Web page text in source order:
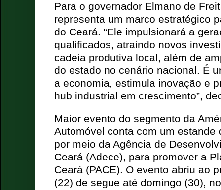
Para o governador Elmano de
representa um marco estratégico
do Ceará. “Ele impulsionará a
qualificados, atraindo novos
cadeia produtiva local, além de
do estado no cenário nacional. É
a economia, estimula inovação e
hub industrial em crescimento”,
Maior evento do segmento da
Automóvel conta com um estande
por meio da Agência de
Ceará (Adece), para promover a
Ceará (PACE). O evento abriu ao
(22) de segue até domingo (30),